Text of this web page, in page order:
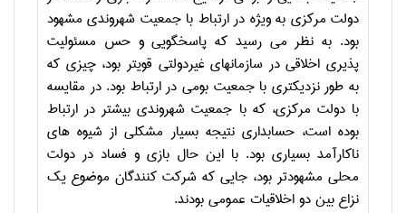
دولت مرکزی به ویژه در ارتباط با جمعیت شهروندی مشهود
بود. به نظر می­ رسید که پاسخگویی و حس مسئولیت
پذیری اخلاقی در سازمان­های غیردولتی قوی­تر بود، چیزی که
به طور نزدیک­تری با جمعیت بومی در ارتباط بود. در مقایسه
با دولت مرکزی، که با جمعیت شهروندی بیشتر در ارتباط
بوده است، حسابداری نتیجه بسیار مشکلی از شیوه­ های
ناکارآمد بسیاری بود. با این­ حال بازی و فساد در دولت
محلی مشهودتر بود، جایی که شرکت­ کنندگان موضوع یک
نزاع بین دو اخلاقیات عمومی بودند.